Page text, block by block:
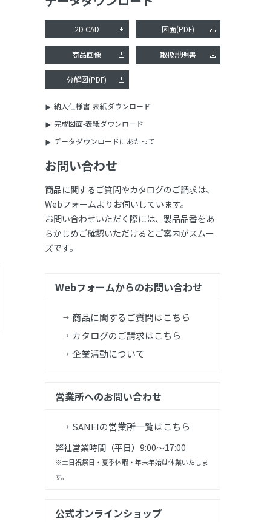
2D CAD 図面(PDF)
商品画像 取扱説明書
分解図(PDF)
納入仕様書-表紙ダウンロード
完成図面-表紙ダウンロード
データダウンロードにあたって
お問い合わせ
商品に関するご質問やカタログのご請求は、
Webフォームよりお伺いしています。
お問い合わせいただく際には、製品品番をあ
らかじめご確認いただけるとご案内がスムー
ズです。
Webフォームからのお問い合わせ
商品に関するご質問はこちら
カタログのご請求はこちら
企業活動について
営業所へのお問い合わせ
SANEIの営業所一覧はこちら
弊社営業時間（平日）9:00～17:00
※土日祝祭日・夏季休暇・年末年始は休業いたしま
す。
公式オンラインショップ